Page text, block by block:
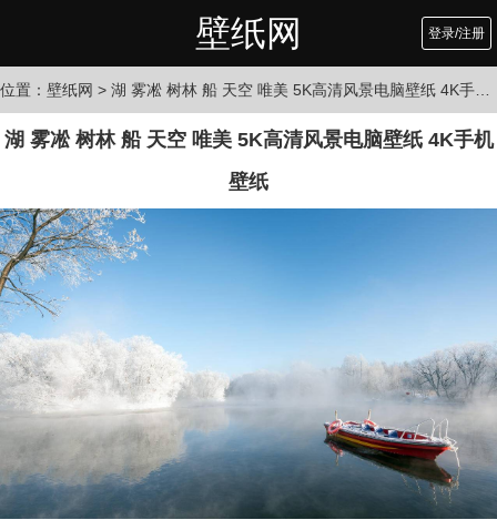
壁纸网 登录/注册
位置： 壁纸网 > 湖 雾凇 树林 船 天空 唯美 5K高清风景电脑壁纸 4K手机壁纸
湖 雾凇 树林 船 天空 唯美 5K高清风景电脑壁纸 4K手机
壁纸